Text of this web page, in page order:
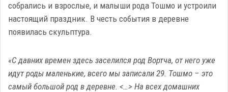
собрались и взрослые, и малыши рода Тошмо и устроили
настоящий праздник. В честь события в деревне
появилась скульптура.
«С давних времен здесь заселился род Вортча, от него уже
идут роды маленькие, всего мы записали 29. Тошмо – это
самый большой род в деревне. <…> На всех домашних